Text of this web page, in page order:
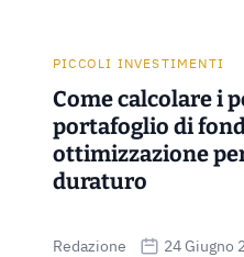
PICCOLI INVESTIMENTI
Come calcolare i
portafoglio di
ottimizzazione
duraturo
Redazione 24 Giugno